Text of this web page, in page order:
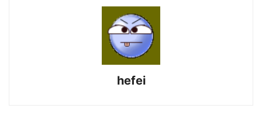
hefei